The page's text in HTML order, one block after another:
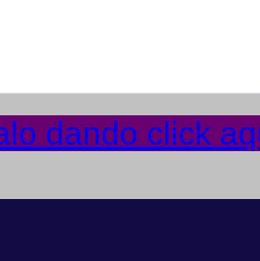
dando click